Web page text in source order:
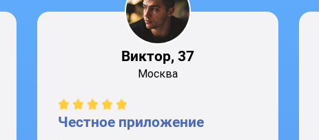
Виктор, 37
Москва
Честное приложение